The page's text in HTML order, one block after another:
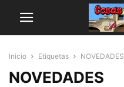
Inicio Etiquetas NOVEDADES
NOVEDADES